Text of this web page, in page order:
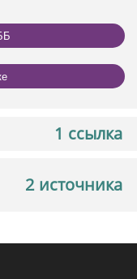
1 ссылка
2 источника